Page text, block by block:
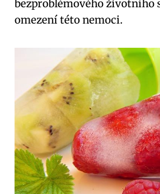
bezproblémového životního
omezení této nemoci.